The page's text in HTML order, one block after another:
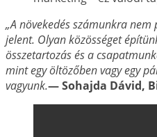
„A növekedés számunkra
jelent. Olyan közösséget
összetartozás és a
mint egy öltözőben vagyegy
vagyunk.— Sohajda Dávid,